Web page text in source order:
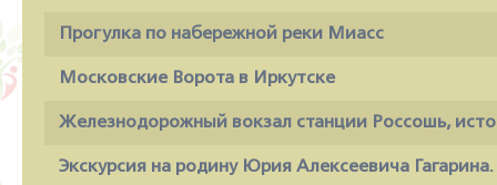
Прогулка по набережной реки Миасс
Московские Ворота в Иркутске
Железнодорожный вокзал станции Россошь,
Экскурсия на родину Юрия Алексеевича Гагарина.